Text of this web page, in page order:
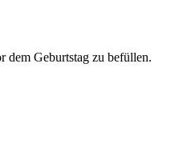
dem Geburtstag zu befüllen.